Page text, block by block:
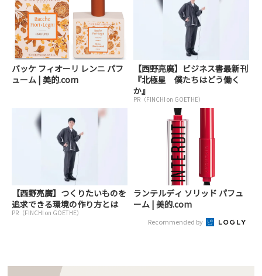
バッケ フィオーリ レンニ パフ
ューム | 美的.com
【西野亮廣】ビジネス書最新刊
『北極星 僕たちはどう働く
か』
PR（FINCHI on GOETHE）
【西野亮廣】つくりたいものを
追求できる環境の作り方とは
PR（FINCHI on GOETHE）
ランテルディ ソリッド パフュ
ーム | 美的.com
Recommended by